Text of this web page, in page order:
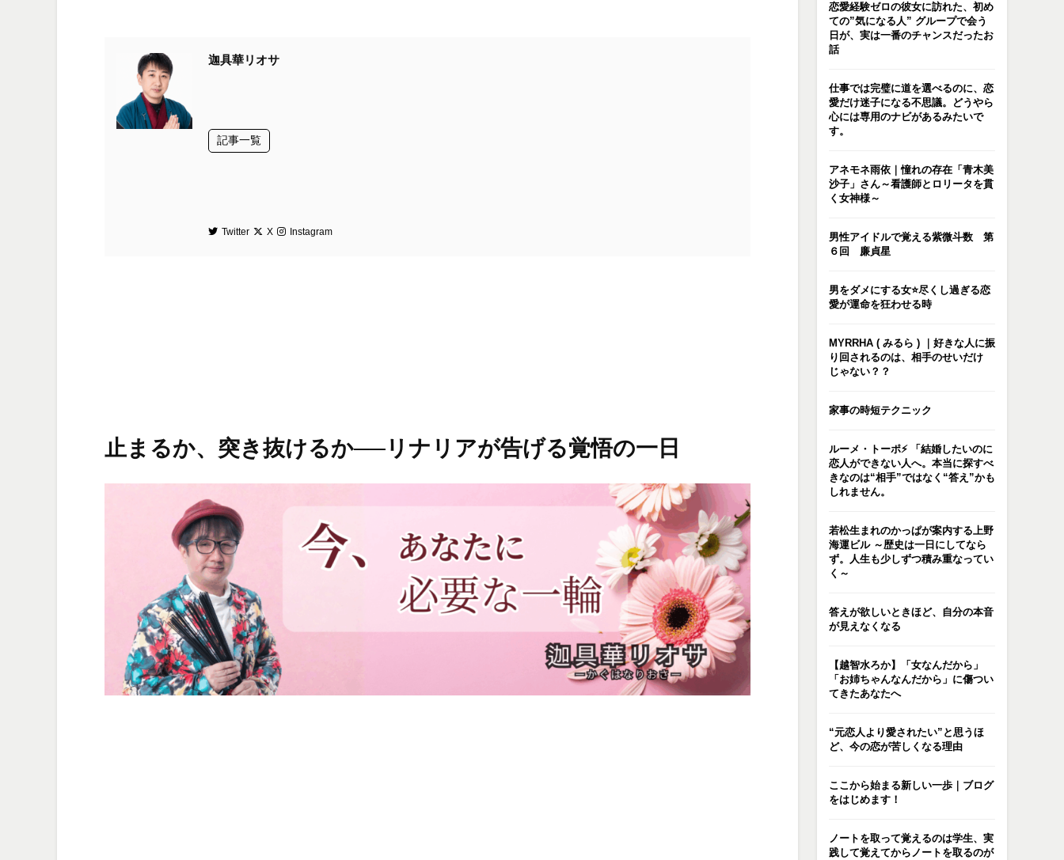
迦具華リオサ
記事一覧
Twitter X Instagram
止まるか、突き抜けるか──リナリアが告げる覚悟の一日
恋愛経験ゼロの彼女に訪れた、初め
ての”気になる人” グループで会う
日が、実は一番のチャンスだったお
話
仕事では完璧に道を選べるのに、恋
愛だけ迷子になる不思議。どうやら
心には専用のナビがあるみたいで
す。
アネモネ雨依｜憧れの存在「青木美
沙子」さん～看護師とロリータを貫
く女神様～
男性アイドルで覚える紫微斗数 第
６回 廉貞星
男をダメにする女⭐️尽くし過ぎる恋
愛が運命を狂わせる時
MYRRHA ( みるら ) ｜好きな人に振
り回されるのは、相手のせいだけ
じゃない？？
家事の時短テクニック
ルーメ・トーポ⚡️ 「結婚したいのに
恋人ができない人へ。本当に探すべ
きなのは“相手”ではなく“答え”かも
しれません。
若松生まれのかっぱが案内する上野
海運ビル ～歴史は一日にしてなら
ず。人生も少しずつ積み重なってい
く～
答えが欲しいときほど、自分の本音
が見えなくなる
【越智水ろか】「女なんだから」
「お姉ちゃんなんだから」に傷つい
てきたあなたへ
“元恋人より愛されたい”と思うほ
ど、今の恋が苦しくなる理由
ここから始まる新しい一歩｜ブログ
をはじめます！
ノートを取って覚えるのは学生、実
践して覚えてからノートを取るのが